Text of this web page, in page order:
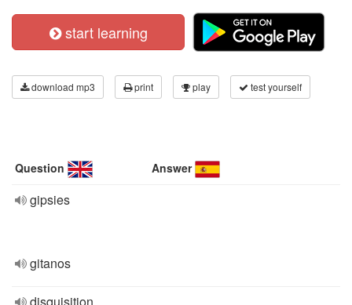
start learning
download mp3 print play test yourself
Question Answer
gipsies
gitanos